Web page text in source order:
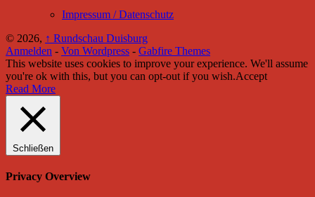
Impressum / Datenschutz
© 2026, ↑ Rundschau Duisburg
Anmelden - Von Wordpress - Gabfire Themes
This website uses cookies to improve your experience. We'll assume
you're ok with this, but you can opt-out if you wish.Accept
Read More
Schließen
Privacy Overview